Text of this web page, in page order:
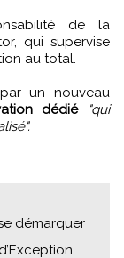
de la
qui supervise
au total.
un nouveau
dédié
"qui
démarquer